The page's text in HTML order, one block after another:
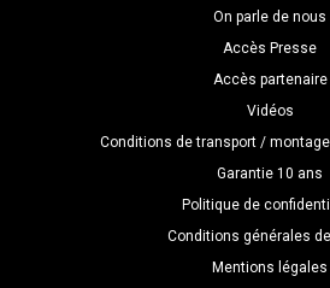
On parle de nous
Accès Presse
Accès partenaire
Vidéos
Conditions de transport /
Garantie 10 ans
Politique de
Conditions générales
Mentions légales